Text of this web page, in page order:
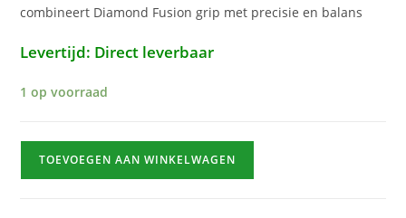
combineert Diamond Fusion grip met precisie en balans
Levertijd: Direct leverbaar
1 op voorraad
TOEVOEGEN AAN WINKELWAGEN